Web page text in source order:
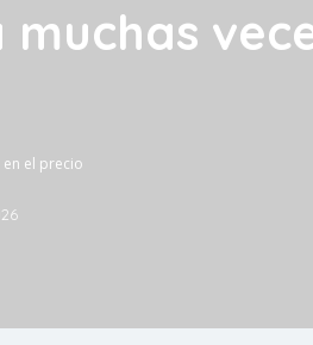
en el precio